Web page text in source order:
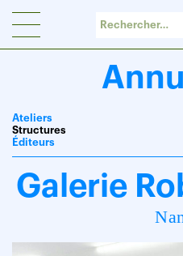
Ateliers
Structures
Éditeurs
Galerie